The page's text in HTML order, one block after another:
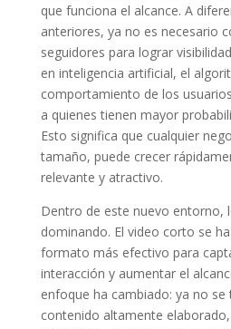
que funciona el alcance. A
anteriores, ya no es necesario
seguidores para lograr
en inteligencia artificial, el
comportamiento de los
a quienes tienen mayor
Esto significa que cualquier
tamaño, puede crecer
relevante y atractivo.
Dentro de este nuevo entorno,
dominando. El video corto se
formato más efectivo para
interacción y aumentar el
enfoque ha cambiado: ya no
contenido altamente